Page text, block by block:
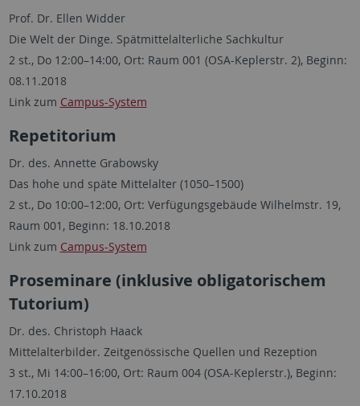
Prof. Dr. Ellen Widder
Die Welt der Dinge. Spätmittelalterliche Sachkultur
2 st., Do 12:00–14:00, Ort: Raum 001 (OSA-Keplerstr. 2), Beginn:
08.11.2018
Link zum Campus-System
Repetitorium
Dr. des. Annette Grabowsky
Das hohe und späte Mittelalter (1050–1500)
2 st., Do 10:00–12:00, Ort: Verfügungsgebäude Wilhelmstr. 19,
Raum 001, Beginn: 18.10.2018
Link zum Campus-System
Proseminare (inklusive obligatorischem
Tutorium)
Dr. des. Christoph Haack
Mittelalterbilder. Zeitgenössische Quellen und Rezeption
3 st., Mi 14:00–16:00, Ort: Raum 004 (OSA-Keplerstr.), Beginn:
17.10.2018